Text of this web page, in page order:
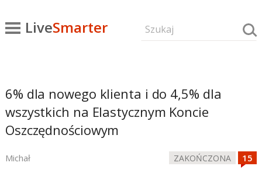
LiveSmarter
6% dla nowego klienta i do 4,5% dla
wszystkich na Elastycznym Koncie
Oszczędnościowym
Michał ZAKOŃCZONA